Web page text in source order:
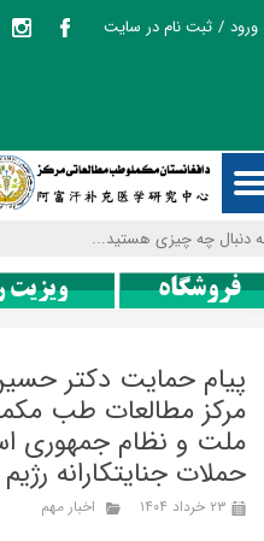
ورود / ثبت نام در سایت
سفارشات
خروج از حساب کاربری
فروشگاه ویزیت
پیام حمایت دکتر
مرکز مطالعات طب
ملت و نظام جمهوری
حملات جنایتکارانه
۲۳ خرداد ۱۴۰۴ اخبار مهم